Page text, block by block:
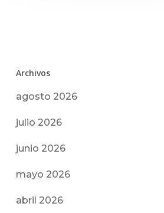
Archivos
agosto 2026
julio 2026
junio 2026
mayo 2026
abril 2026